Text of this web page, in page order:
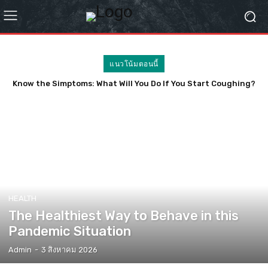
แนวโน้มตอนนี้
Know the Simptoms: What Will You Do If You Start Coughing?
HEALTH
The Healthiest Way to Behave in this
Pandemic Situation
Admin - 3 สิงหาคม 2026